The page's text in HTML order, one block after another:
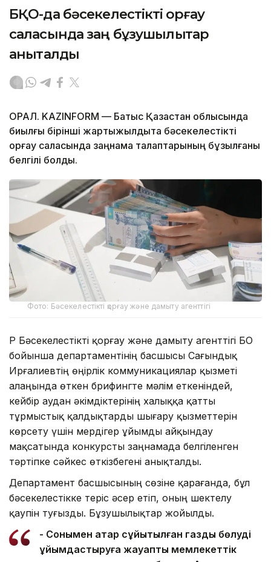
БҚО-да бәсекелестікті қорғау
саласында заң бұзушылықтар
анықталды
ОРАЛ. KAZINFORM — Батыс Қазақстан облысында
биылғы бірінші жартыжылдықта бәсекелестікті
қорғау саласында заңнама талаптарының бұзылғаны
белгілі болды.
Фото: Бәсекелестікті қорғау және дамыту агенттігі
ҚР Бәсекелестікті қорғау және дамыту агенттігі БҚО
бойынша департаментінің басшысы Сағындық
Ирғалиевтің өңірлік коммуникациялар қызметі
алаңында өткен брифингте мәлім еткеніндей,
кейбір аудан әкімдіктерінің халыққа қатты
тұрмыстық қалдықтарды шығару қызметтерін
көрсету үшін мердігер ұйымды айқындау
мақсатында конкурсты заңнамада белгіленген
тәртіпке сәйкес өткізбегені анықталды.
Департамент басшысының сөзіне қарағанда, бұл
бәсекелестікке теріс әсер етіп, оның шектелу
қаупін туғызды. Бұзушылықтар жойылды.
- Сонымен қатар сұйытылған газды бөлуді
ұйымдастыруға жауапты мемлекеттік